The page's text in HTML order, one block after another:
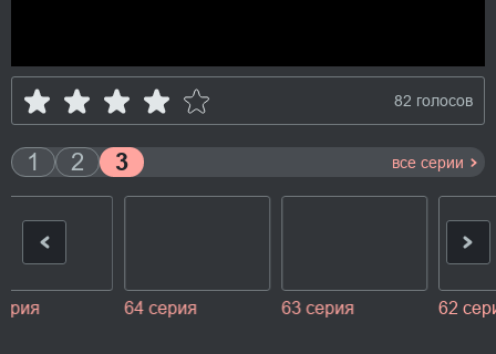
82 голосов
1 2 3 все серии
серия 62 серия 61 серия 60